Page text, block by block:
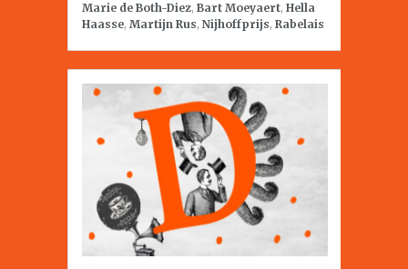
Marie de Both-Diez, Bart Moeyaert, Hella
Haasse, Martijn Rus, Nijhoffprijs, Rabelais